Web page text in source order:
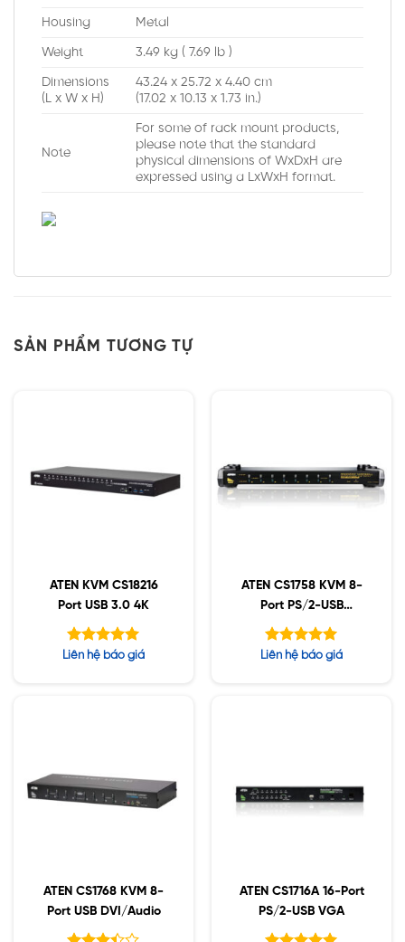
Housing Metal
Weight 3.49 kg ( 7.69 lb )
Dimensions
(L x W x H)
43.24 x 25.72 x 4.40 cm
(17.02 x 10.13 x 1.73 in.)
Note
For some of rack mount products,
please note that the standard
physical dimensions of WxDxH are
expressed using a LxWxH format.
SẢN PHẨM TƯƠNG TỰ
ATEN KVM CS18216
Port USB 3.0 4K
Được xếp
Liên hệ báo giá
ATEN CS1758 KVM 8-
Port PS/2-USB
VGA/Audio
Được xếp
Liên hệ báo giá
ATEN CS1768 KVM 8-
Port USB DVI/Audio
ATEN CS1716A 16-Port
PS/2-USB VGA